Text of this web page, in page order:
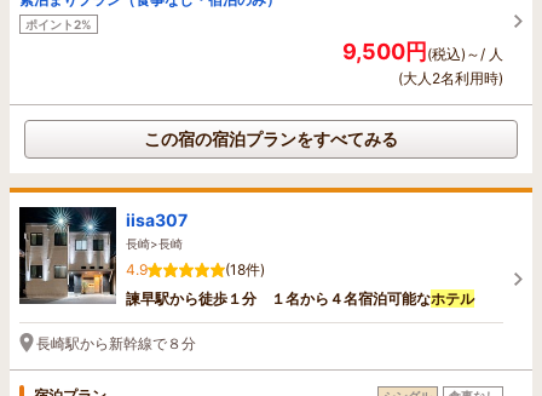
ポイント2%
9,500円(税込)～/ 人
(大人2名利用時)
この宿の宿泊プランをすべてみる
iisa307
長崎>長崎
4.9
(18件)
諫早駅から徒歩１分 １名から４名宿泊可能なホテル
長崎駅から新幹線で８分